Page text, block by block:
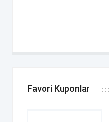
Favori Kuponlar